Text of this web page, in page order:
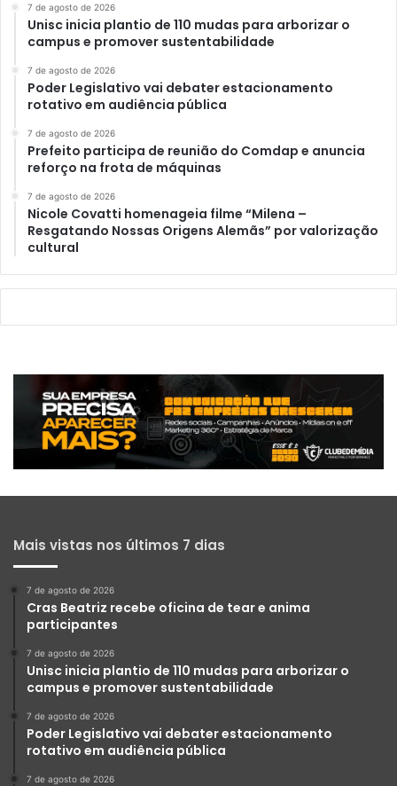
7 de agosto de 2026
Unisc inicia plantio de 110 mudas para arborizar o
campus e promover sustentabilidade
7 de agosto de 2026
Poder Legislativo vai debater estacionamento
rotativo em audiência pública
7 de agosto de 2026
Prefeito participa de reunião do Comdap e anuncia
reforço na frota de máquinas
7 de agosto de 2026
Nicole Covatti homenageia filme “Milena –
Resgatando Nossas Origens Alemãs” por valorização
cultural
Mais vistas nos últimos 7 dias
7 de agosto de 2026
Cras Beatriz recebe oficina de tear e anima
participantes
7 de agosto de 2026
Unisc inicia plantio de 110 mudas para arborizar o
campus e promover sustentabilidade
7 de agosto de 2026
Poder Legislativo vai debater estacionamento
rotativo em audiência pública
7 de agosto de 2026